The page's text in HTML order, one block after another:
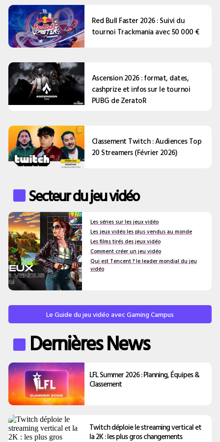
Red Bull Faster 2026 : Suivi du
tournoi Trackmania avec 50 000 €
Ascension 2026 : format, dates,
cashprize et infos sur le tournoi
PUBG de ZeratoR
Classement Twitch : Audiences Top
20 Streamers (Février 2026)
Secteur du jeu vidéo
Les séries sur les jeux vidéo
Les jeux vidéo les plus vendus au monde
Les films tirés des jeux vidéo
Comment créer un jeu vidéo
Qui est Tencent ? le leader mondial du jeu
vidéo
Le Guide du jeu vidéo avec Gaming Campus
Dernières News
LFL Summer 2026 : Planning, Équipes &
Classement
Twitch déploie le streaming vertical et
la 2K : les plus gros changements